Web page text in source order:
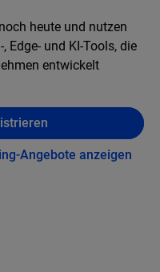
heute und nutzen
Edge- und KI-Tools, die
entwickelt
Angebote anzeigen